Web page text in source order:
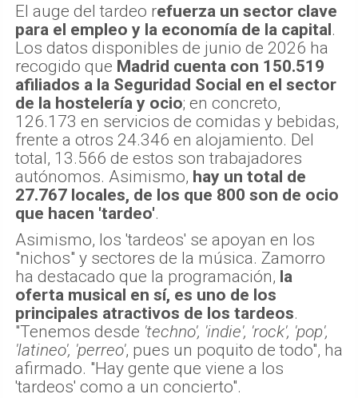
El auge del tardeo refuerza un sector clave
para el empleo y la economía de la capital.
Los datos disponibles de junio de 2026 ha
recogido que Madrid cuenta con 150.519
afiliados a la Seguridad Social en el sector
de la hostelería y ocio; en concreto,
126.173 en servicios de comidas y bebidas,
frente a otros 24.346 en alojamiento. Del
total, 13.566 de estos son trabajadores
autónomos. Asimismo, hay un total de
27.767 locales, de los que 800 son de ocio
que hacen 'tardeo'.
Asimismo, los 'tardeos' se apoyan en los
"nichos" y sectores de la música. Zamorro
ha destacado que la programación, la
oferta musical en sí, es uno de los
principales atractivos de los tardeos.
"Tenemos desde 'techno', 'indie', 'rock', 'pop',
'latineo', 'perreo', pues un poquito de todo", ha
afirmado. "Hay gente que viene a los
'tardeos' como a un concierto".